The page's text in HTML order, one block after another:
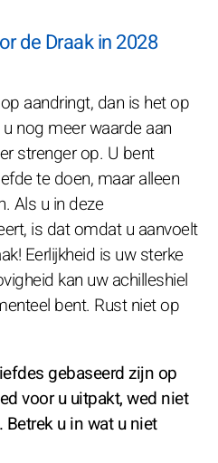
de Draak in 2028
aandringt, dan is het op
nog meer waarde aan
strenger op. U bent
te doen, maar alleen
Als u in deze
is dat omdat u aanvoelt
Eerlijkheid is uw sterke
kan uw achilleshiel
bent. Rust niet op
gebaseerd zijn op
voor u uitpakt, wed niet
u in wat u niet